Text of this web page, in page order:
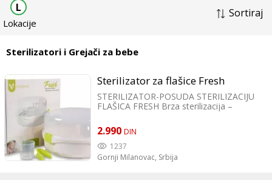
Sortiraj
L
Lokacije
Sterilizatori i Grejači za bebe
Sterilizator za flašice Fresh
STERILIZATOR-POSUDA STERILIZACIJU
FLAŠICA FRESH Brza sterilizacija –
pribor Pogodno za flašice do 15,5 cm
visine Pogodno za bilo koju mikrotalasnu
snagu 750W ili više Kompaktan i lagan –
idealan za putovanja Veličina: prečnik
28cm; visina 18cm
2.990 DIN
1237
Gornji Milanovac, Srbija